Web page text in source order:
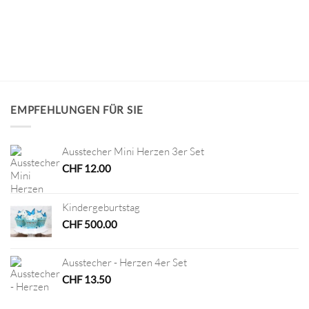
EMPFEHLUNGEN FÜR SIE
Ausstecher Mini Herzen 3er Set
CHF12.00
Kindergeburtstag
CHF500.00
Ausstecher - Herzen 4er Set
CHF13.50